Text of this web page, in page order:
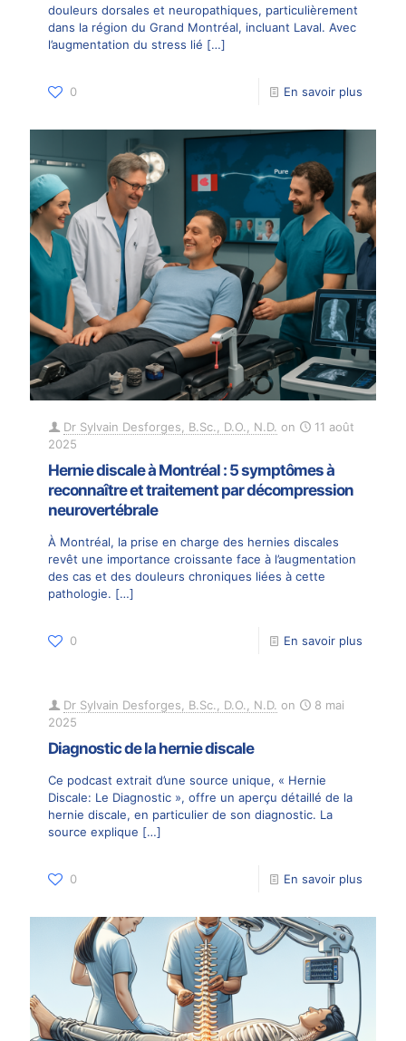
douleurs dorsales et neuropathiques, particulièrement
dans la région du Grand Montréal, incluant Laval. Avec
l’augmentation du stress lié […]
0 En savoir plus
Dr Sylvain Desforges, B.Sc., D.O., N.D. on
11 août
2025
Hernie discale à Montréal : 5 symptômes à
reconnaître et traitement par décompression
neurovertébrale
À Montréal, la prise en charge des hernies discales
revêt une importance croissante face à l’augmentation
des cas et des douleurs chroniques liées à cette
pathologie. […]
0 En savoir plus
Dr Sylvain Desforges, B.Sc., D.O., N.D. on
8 mai
2025
Diagnostic de la hernie discale
Ce podcast extrait d’une source unique, « Hernie
Discale: Le Diagnostic », offre un aperçu détaillé de la
hernie discale, en particulier de son diagnostic. La
source explique […]
0 En savoir plus